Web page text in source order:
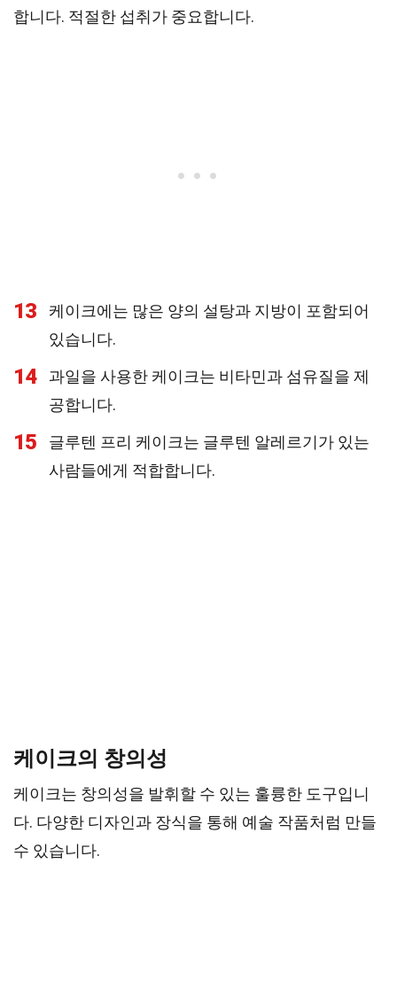
합니다. 적절한 섭취가 중요합니다.
13
케이크에는 많은 양의 설탕과 지방이 포함되어
있습니다.
14
과일을 사용한 케이크는 비타민과 섬유질을 제
공합니다.
15
글루텐 프리 케이크는 글루텐 알레르기가 있는
사람들에게 적합합니다.
케이크의 창의성
케이크는 창의성을 발휘할 수 있는 훌륭한 도구입니
다. 다양한 디자인과 장식을 통해 예술 작품처럼 만들
수 있습니다.